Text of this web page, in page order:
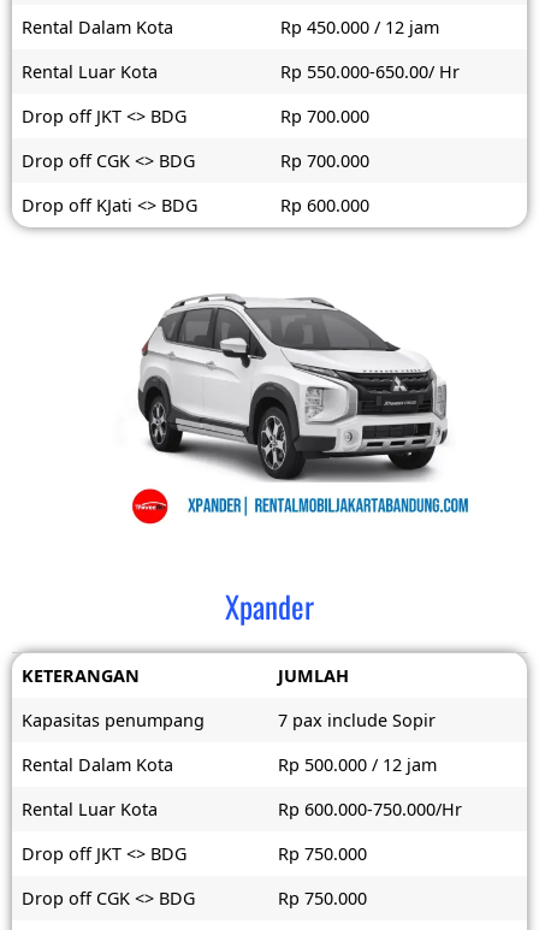
Rental Dalam Kota
Rp 450.000 / 12 jam
Rental Luar Kota
Rp 550.000-650.00/ Hr
Drop off JKT <> BDG
Rp 700.000
Drop off CGK <> BDG
Rp 700.000
Drop off KJati <> BDG
Rp 600.000
Xpander
KETERANGAN
JUMLAH
Kapasitas penumpang
7 pax include Sopir
Rental Dalam Kota
Rp 500.000 / 12 jam
Rental Luar Kota
Rp 600.000-750.000/Hr
Drop off JKT <> BDG
Rp 750.000
Drop off CGK <> BDG
Rp 750.000